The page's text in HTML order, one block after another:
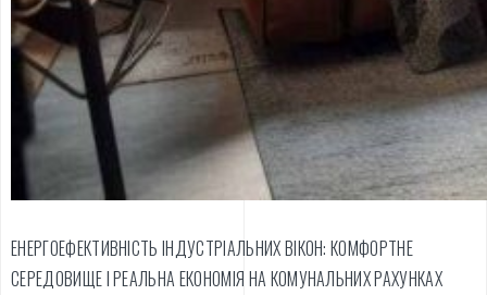
ЕНЕРГОЕФЕКТИВНІСТЬ ІНДУСТРІАЛЬНИХ ВІКОН: КОМФОРТНЕ
СЕРЕДОВИЩЕ І РЕАЛЬНА ЕКОНОМІЯ НА КОМУНАЛЬНИХ РАХУНКАХ